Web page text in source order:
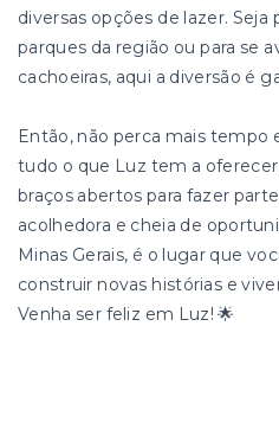
diversas opções de lazer. Seja
parques da região ou para se
cachoeiras, aqui a diversão é
Então, não perca mais tempo
tudo o que Luz tem a
braços abertos para fazer
acolhedora e cheia de
Minas Gerais, é o lugar que
construir novas histórias e
Venha ser feliz em Luz! 🌟